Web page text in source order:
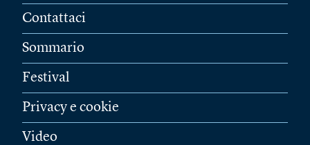
Contattaci
Sommario
Festival
Privacy e cookie
Video